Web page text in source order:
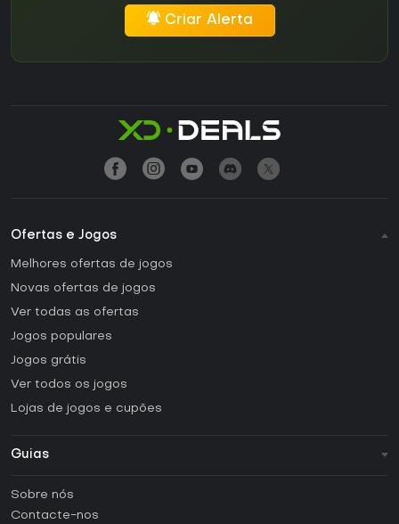
Criar Alerta
Ofertas e Jogos
Melhores ofertas de jogos
Novas ofertas de jogos
Ver todas as ofertas
Jogos populares
Jogos grátis
Ver todos os jogos
Lojas de jogos e cupões
Guias
Sobre nós
Contacte-nos